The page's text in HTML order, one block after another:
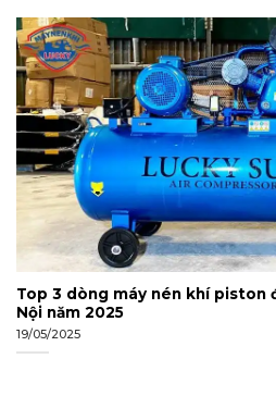
Top 3 dòng máy nén khí piston
Nội năm 2025
19/05/2025